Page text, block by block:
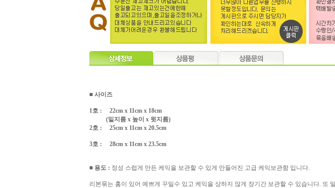
■ 사이즈
1호 : 22cm x 11cm x 18cm
(밑지름 x 높이 x 윗지름)
2호 : 25cm x 11cm x 20.5cm
3호 : 28cm x 11cm x 23.5cm
■ 용도 : 정성 스럽게 만든 케익을 보관할 수 있게 만들어진 고급 케익보관함 입니다.
리본묶는 홈이 있어 예쁘게 꾸밀수 있고 케익을 상하지 않게 장기간 보관할 수 있습니다. 또 밀